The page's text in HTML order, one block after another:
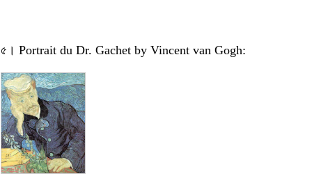
৫। Portrait du Dr. Gachet by Vincent van Gogh: